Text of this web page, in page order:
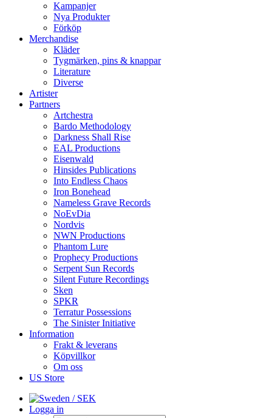
Kampanjer
Nya Produkter
Förköp
Merchandise
Kläder
Tygmärken, pins & knappar
Literature
Diverse
Artister
Partners
Artchestra
Bardo Methodology
Darkness Shall Rise
EAL Productions
Eisenwald
Hinsides Publications
Into Endless Chaos
Iron Bonehead
Nameless Grave Records
NoEvDia
Nordvis
NWN Productions
Phantom Lure
Prophecy Productions
Serpent Sun Records
Silent Future Recordings
Sken
SPKR
Terratur Possessions
The Sinister Initiative
Information
Frakt & leverans
Köpvillkor
Om oss
US Store
/ SEK
Logga in